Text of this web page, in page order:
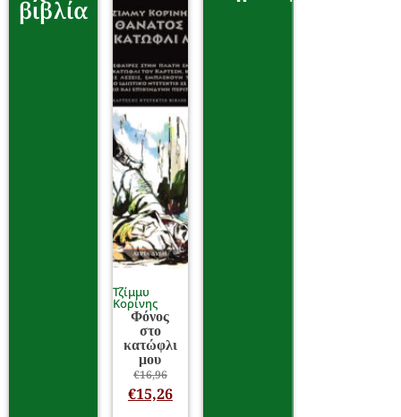
βιβλία
Τζίμμυ
Κορίνης
Φόνος
στο
κατώφλι
μου
€16,96
€15,26